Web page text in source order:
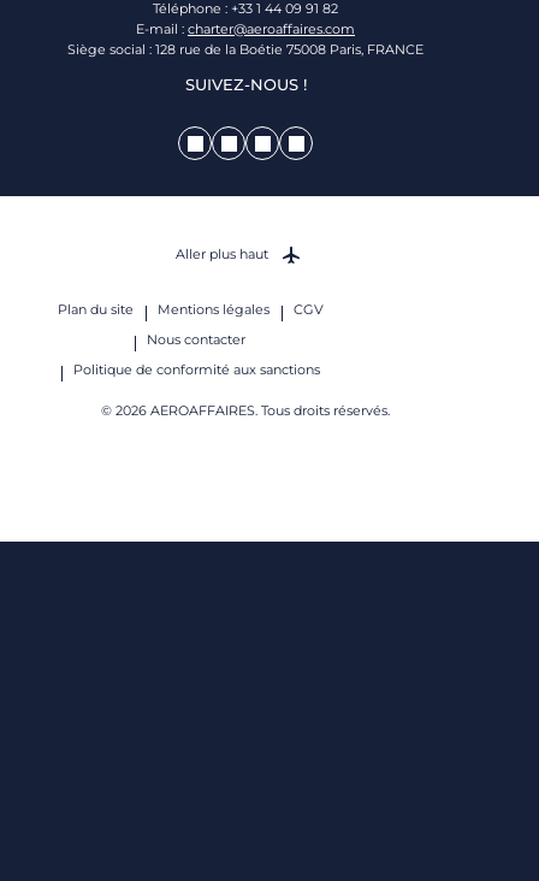
Téléphone : +33 1 44 09 91 82
E-mail : charter@aeroaffaires.com
Siège social : 128 rue de la Boétie 75008 Paris, FRANCE
SUIVEZ-NOUS !
Plan du site Mentions légales
CGV
Nous contacter
Politique de conformité aux sanctions
© 2026 AEROAFFAIRES. Tous droits réservés.
Aller plus haut